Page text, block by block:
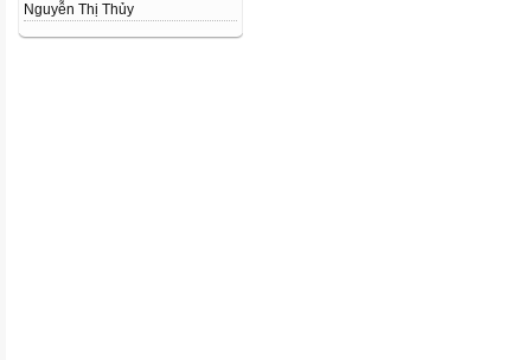
Nguyễn Thị Thủy